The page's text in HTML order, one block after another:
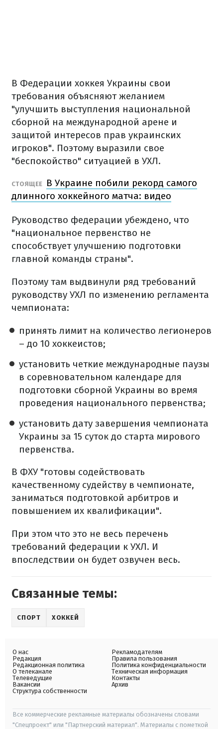
В Федерации хоккея Украины свои
требования объясняют желанием
"улучшить выступления национальной
сборной на международной арене и
защитой интересов прав украинских
игроков". Поэтому выразили свое
"беспокойство" ситуацией в УХЛ.
СТОЯЩЕЕ
В Украине побили рекорд самого
длинного хоккейного матча: видео
Руководство федерации убеждено, что
"национальное первенство не
способствует улучшению подготовки
главной команды страны".
Поэтому там выдвинули ряд требований
руководству УХЛ по изменению регламента
чемпионата:
принять лимит на количество легионеров
– до 10 хоккеистов;
установить четкие международные паузы
в соревновательном календаре для
подготовки сборной Украины во время
проведения национального первенства;
установить дату завершения чемпионата
Украины за 15 суток до старта мирового
первенства.
В ФХУ "готовы содействовать
качественному судейству в чемпионате,
заниматься подготовкой арбитров и
повышением их квалификации".
При этом что это не весь перечень
требований федерации к УХЛ. И
впоследствии он будет озвучен весь.
Связанные темы:
СПОРТ ХОККЕЙ
О нас
Редакция
Редакционная политика
О телеканале
Телеведущие
Вакансии
Структура собственности
Рекламодателям
Правила пользования
Политика конфиденциальности
Техническая информация
Контакты
Архив
Все коммерческие рекламные материалы обозначены словами
"Спецпроект" или "Партнерский материал". Материалы с пометкой